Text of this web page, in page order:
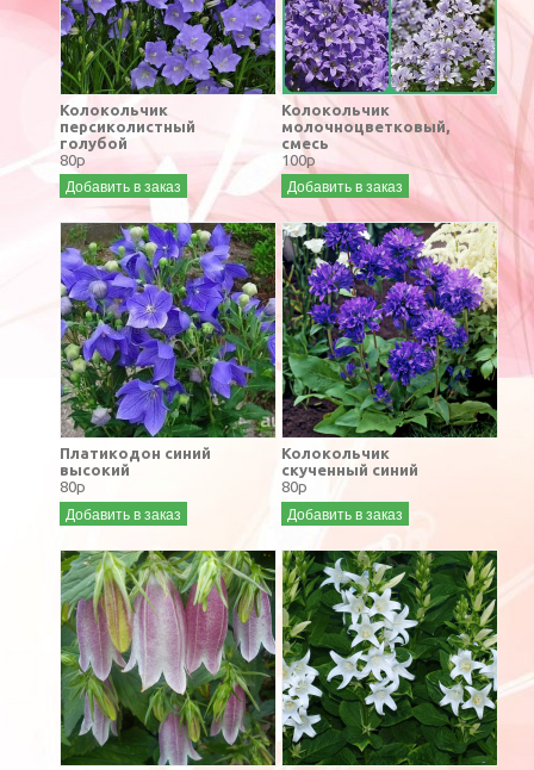
Колокольчик
персиколистный
голубой
80р
Добавить в заказ
Колокольчик
молочноцветковый,
смесь
100р
Добавить в заказ
Платикодон синий
высокий
80р
Добавить в заказ
Колокольчик
скученный синий
80р
Добавить в заказ